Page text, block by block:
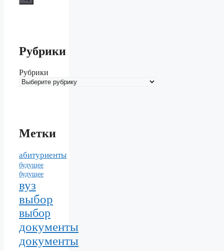
Рубрики
Рубрики
Метки
абитуриенты
будущее
будущее
вуз
выбор
выбор
документы
документы